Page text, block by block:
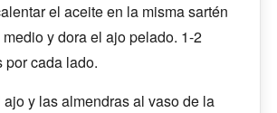
el aceite en la misma sartén
y dora el ajo pelado. 1-2
por cada lado.
ajo y las almendras al vaso de la